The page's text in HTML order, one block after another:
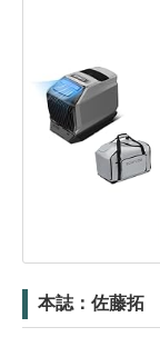
本誌：佐藤拓